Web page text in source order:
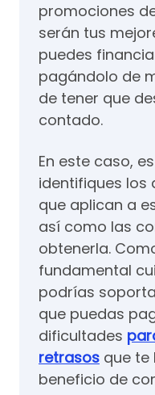
promociones
serán tus
puedes
pagándolo de
de tener que
contado.
En este caso,
identifiques los
que aplican a
así como las
obtenerla.
fundamental
podrías
que puedas
dificultades
retrasos que te
beneficio de